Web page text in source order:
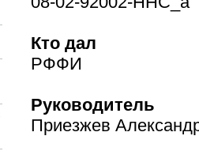
Кто дал
РФФИ
Руководитель
Приезжев